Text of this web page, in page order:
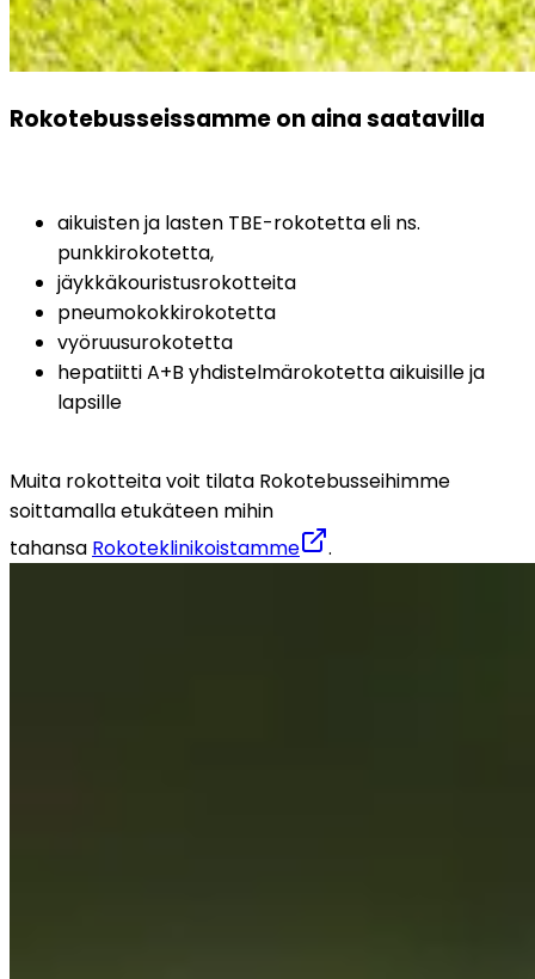
Rokotebusseissamme on aina saatavilla
aikuisten ja lasten TBE-rokotetta eli ns.
punkkirokotetta,
jäykkäkouristusrokotteita
pneumokokkirokotetta
vyöruusurokotetta
hepatiitti A+B yhdistelmärokotetta aikuisille ja
lapsille
Muita rokotteita voit tilata Rokotebusseihimme
soittamalla etukäteen mihin
tahansa Rokoteklinikoistamme .